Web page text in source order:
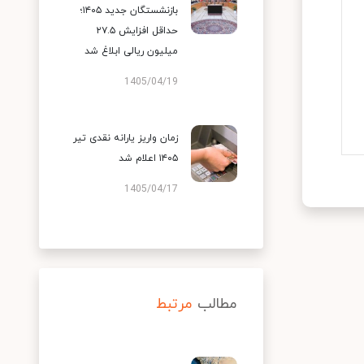
بازنشستگان جدید ۱۴۰۵؛
حداقل افزایش ۲۷.۵
میلیون ریالی ابلاغ شد
1405/04/19
زمان واریز یارانه نقدی تیر
۱۴۰۵ اعلام شد
1405/04/17
مطالب مرتبط